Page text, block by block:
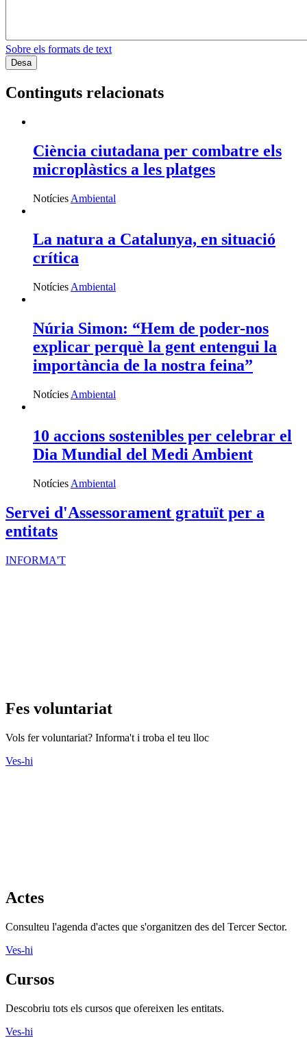
Sobre els formats de text
Continguts relacionats
Ciència ciutadana per combatre els
microplàstics a les platges
Notícies Ambiental
La natura a Catalunya, en situació
crítica
Notícies Ambiental
Núria Simon: “Hem de poder-nos
explicar perquè la gent entengui la
importància de la nostra feina”
Notícies Ambiental
10 accions sostenibles per celebrar el
Dia Mundial del Medi Ambient
Notícies Ambiental
Servei d'Assessorament gratuït per a
entitats
INFORMA'T
Fes voluntariat
Vols fer voluntariat? Informa't i troba el teu lloc
Ves-hi
Actes
Consulteu l'agenda d'actes que s'organitzen des del Tercer Sector.
Ves-hi
Cursos
Descobriu tots els cursos que ofereixen les entitats.
Ves-hi